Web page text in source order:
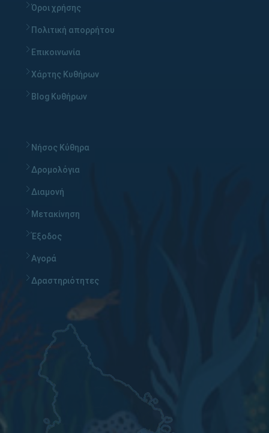
Όροι χρήσης
Πολιτική απορρήτου
Επικοινωνία
Χάρτης Κυθήρων
Blog Κυθήρων
Νήσος Κύθηρα
Δρομολόγια
Διαμονή
Μετακίνηση
Έξοδος
Αγορά
Δραστηριότητες